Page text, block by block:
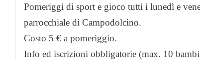
Pomeriggi di sport e gioco tutti i lunedì e
parrocchiale di Campodolcino.
Costo 5 € a pomeriggio.
Info ed iscrizioni obbligatorie (max. 10